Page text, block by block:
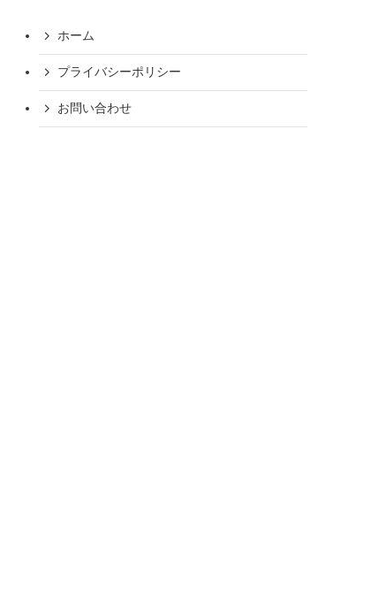
ホーム
プライバシーポリシー
お問い合わせ